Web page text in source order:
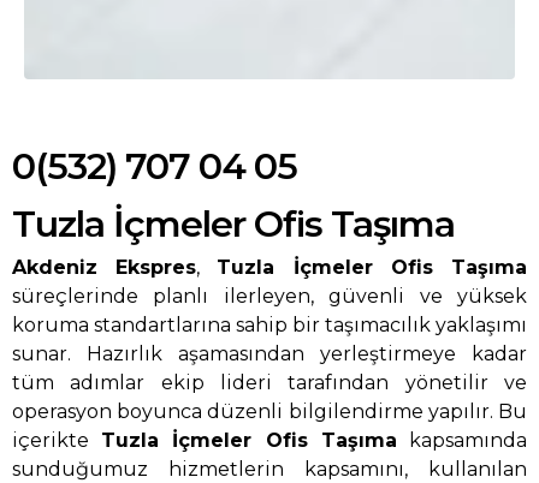
0(532) 707 04 05
Tuzla İçmeler Ofis Taşıma
Akdeniz Ekspres, Tuzla İçmeler Ofis Taşıma
süreçlerinde planlı ilerleyen, güvenli ve yüksek
koruma standartlarına sahip bir taşımacılık yaklaşımı
sunar. Hazırlık aşamasından yerleştirmeye kadar
tüm adımlar ekip lideri tarafından yönetilir ve
operasyon boyunca düzenli bilgilendirme yapılır. Bu
içerikte Tuzla İçmeler Ofis Taşıma kapsamında
sunduğumuz hizmetlerin kapsamını, kullanılan